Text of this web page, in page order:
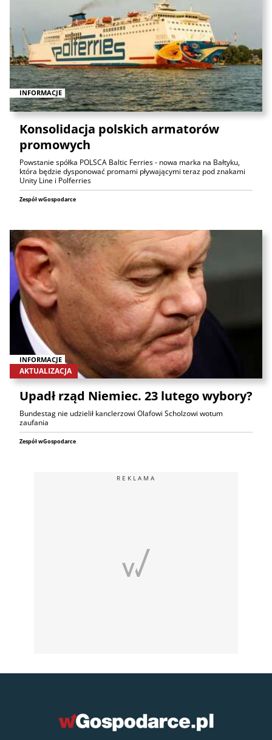
INFORMACJE
Konsolidacja polskich armatorów
promowych
Powstanie spółka POLSCA Baltic Ferries - nowa marka na Bałtyku,
która będzie dysponować promami pływającymi teraz pod znakami
Unity Line i Polferries
Zespół wGospodarce
INFORMACJE
AKTUALIZACJA
Upadł rząd Niemiec. 23 lutego wybory?
Bundestag nie udzielił kanclerzowi Olafowi Scholzowi wotum
zaufania
Zespół wGospodarce
REKLAMA